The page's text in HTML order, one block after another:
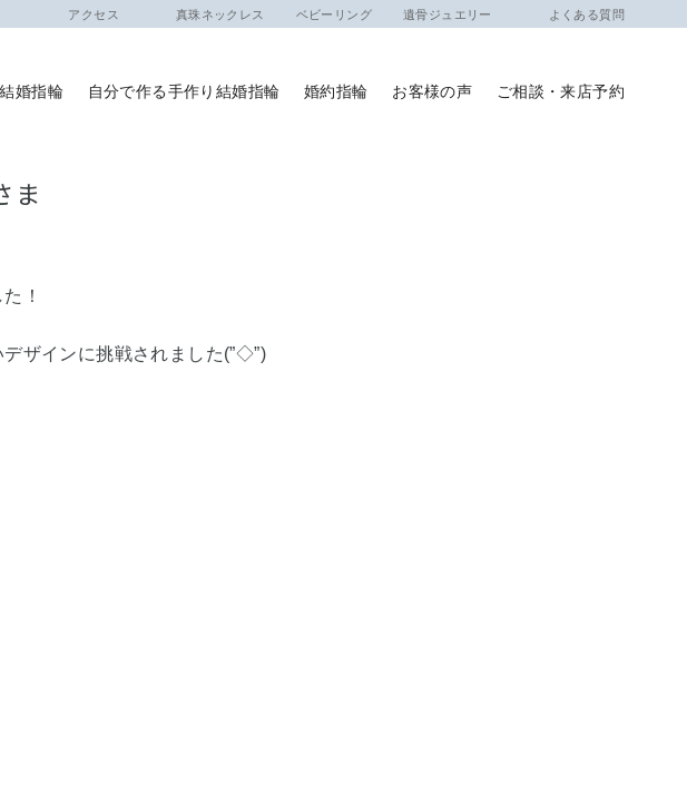
アクセス 真珠ネックレス ベビーリング 遺骨ジュエリー よくある質問
婚指輪 自分で作る手作り結婚指輪 婚約指輪 お客様の声 ご相談・来店予約
ま
！
ザインに挑戦されました(”◇”)ゞ